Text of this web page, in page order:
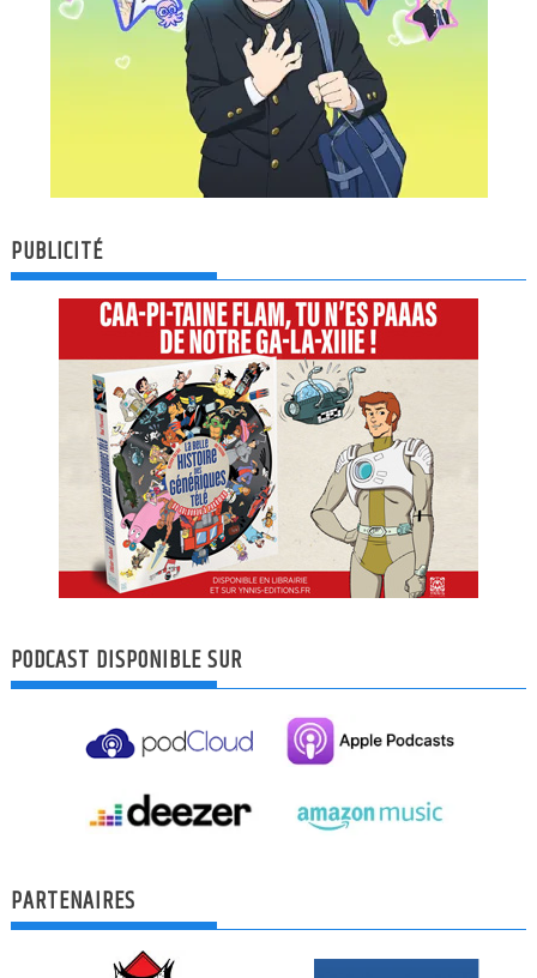
PUBLICITÉ
PODCAST DISPONIBLE SUR
PARTENAIRES